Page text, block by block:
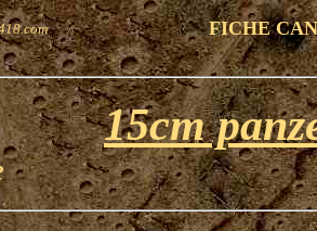
FICHE
15cm